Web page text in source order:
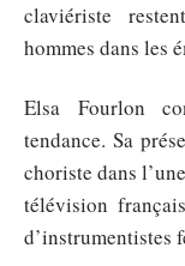
claviériste
hommes dans les
Elsa Fourlon
tendance. Sa
choriste dans
télévision
d’instrumentistes